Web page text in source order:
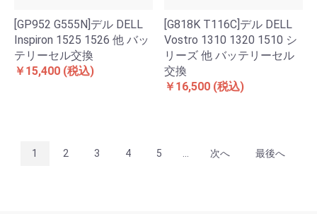
[GP952 G555N]デル DELL
Inspiron 1525 1526 他 バッ
テリーセル交換
￥15,400 (税込)
[G818K T116C]デル DELL
Vostro 1310 1320 1510 シ
リーズ 他 バッテリーセル
交換
￥16,500 (税込)
1 2 3 4 5 ... 次へ 最後へ